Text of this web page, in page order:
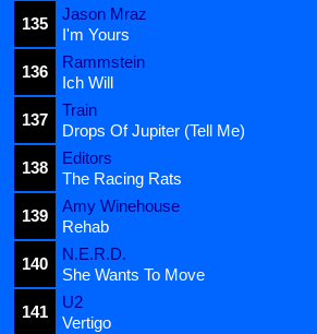
135
Jason Mraz
I'm Yours
136
Rammstein
Ich Will
137
Train
Drops Of Jupiter (Tell Me)
138
Editors
The Racing Rats
139
Amy Winehouse
Rehab
140
N.E.R.D.
She Wants To Move
141
U2
Vertigo